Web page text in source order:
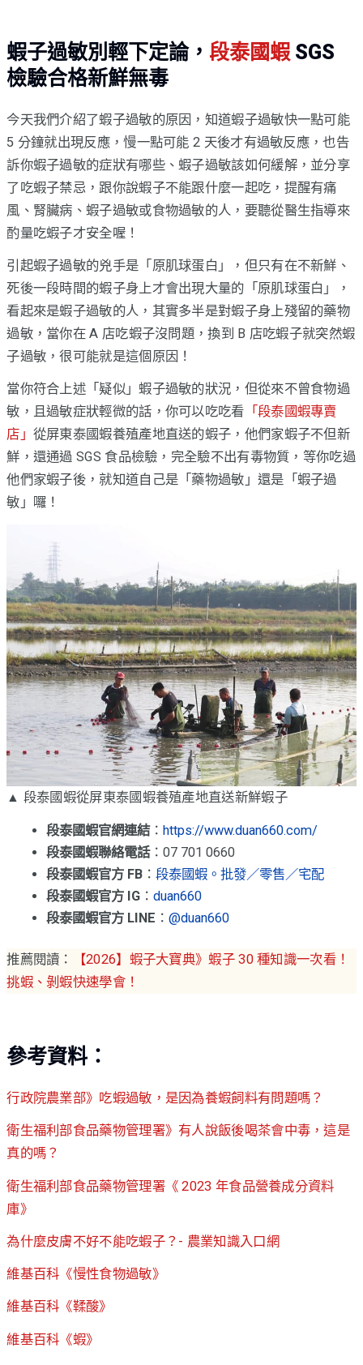
蝦子過敏別輕下定論，段泰國蝦 SGS
檢驗合格新鮮無毒
今天我們介紹了蝦子過敏的原因，知道蝦子過敏快一點可能
5 分鐘就出現反應，慢一點可能 2 天後才有過敏反應，也告
訴你蝦子過敏的症狀有哪些、蝦子過敏該如何緩解，並分享
了吃蝦子禁忌，跟你說蝦子不能跟什麼一起吃，提醒有痛
風、腎臟病、蝦子過敏或食物過敏的人，要聽從醫生指導來
酌量吃蝦子才安全喔！
引起蝦子過敏的兇手是「原肌球蛋白」，但只有在不新鮮、
死後一段時間的蝦子身上才會出現大量的「原肌球蛋白」，
看起來是蝦子過敏的人，其實多半是對蝦子身上殘留的藥物
過敏，當你在 A 店吃蝦子沒問題，換到 B 店吃蝦子就突然蝦
子過敏，很可能就是這個原因！
當你符合上述「疑似」蝦子過敏的狀況，但從來不曾食物過
敏，且過敏症狀輕微的話，你可以吃吃看 「段泰國蝦專賣
店」 從屏東泰國蝦養殖產地直送的蝦子，他們家蝦子不但新
鮮，還通過 SGS 食品檢驗，完全驗不出有毒物質，等你吃過
他們家蝦子後，就知道自己是「藥物過敏」還是「蝦子過
敏」囉！
▲ 段泰國蝦從屏東泰國蝦養殖產地直送新鮮蝦子
段泰國蝦官網連結：https://www.duan660.com/
段泰國蝦聯絡電話：07 701 0660
段泰國蝦官方 FB ：段泰國蝦。批發／零售／宅配
段泰國蝦官方 IG ：duan660
段泰國蝦官方 LINE ：@duan660
推薦閱讀：
【2026】蝦子大寶典》蝦子 30 種知識一次看！
挑蝦、剝蝦快速學會！
參考資料：
行政院農業部》吃蝦過敏，是因為養蝦飼料有問題嗎？
衛生福利部食品藥物管理署》有人說飯後喝茶會中毒，這是
真的嗎？
衛生福利部食品藥物管理署《 2023 年食品營養成分資料
庫》
為什麼皮膚不好不能吃蝦子？- 農業知識入口網
維基百科《慢性食物過敏》
維基百科《鞣酸》
維基百科《蝦》